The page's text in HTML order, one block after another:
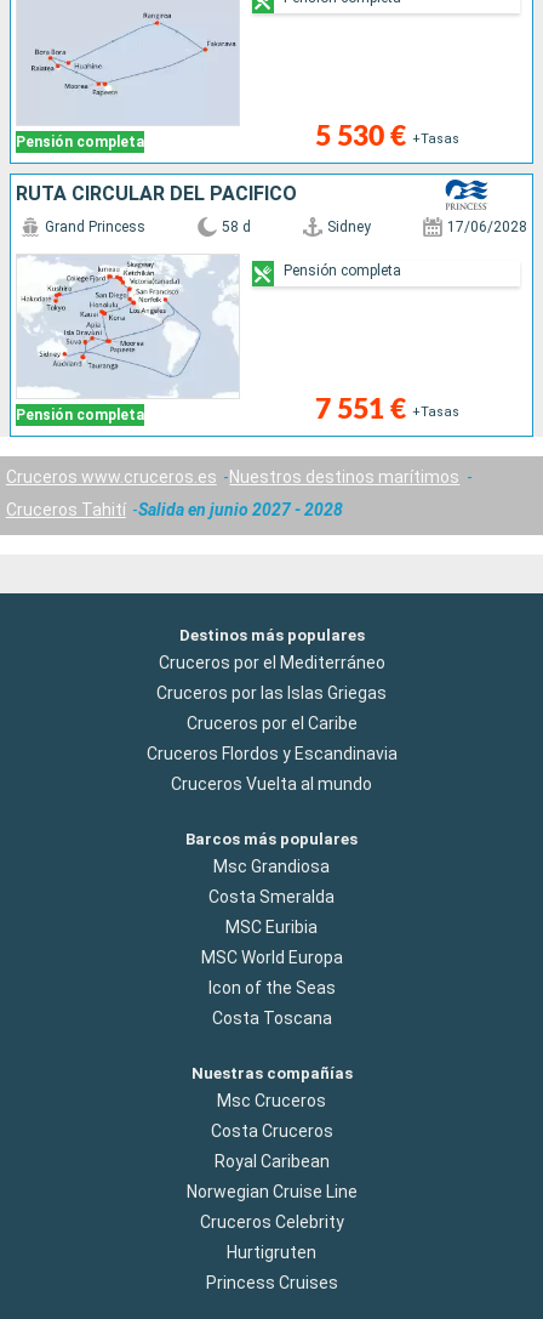
Pensión completa 5 530 € +Tasas
RUTA CIRCULAR DEL PACÍFICO
Pensión completa
Grand Princess 58 d Sidney 17/06/2028
7 551 € +Tasas
Pensión completa
Cruceros www.cruceros.es
Nuestros destinos marítimos
Cruceros Tahití
Salida en junio 2027 - 2028
Destinos más populares
Cruceros por el Mediterráneo
Cruceros por las Islas Griegas
Cruceros por el Caribe
Cruceros Flordos y Escandinavia
Cruceros Vuelta al mundo
Barcos más populares
Msc Grandiosa
Costa Smeralda
MSC Euribia
MSC World Europa
Icon of the Seas
Costa Toscana
Nuestras compañías
Msc Cruceros
Costa Cruceros
Royal Caribean
Norwegian Cruise Line
Cruceros Celebrity
Hurtigruten
Princess Cruises